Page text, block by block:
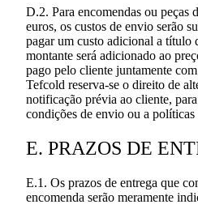
D.2. Para encomendas ou peças
euros, os custos de envio serão
pagar um custo adicional a título
montante será adicionado ao
pago pelo cliente juntamente
Tefcold reserva-se o direito de
notificação prévia ao cliente,
condições de envio ou a políticas
E. PRAZOS DE
E.1. Os prazos de entrega que
encomenda serão meramente